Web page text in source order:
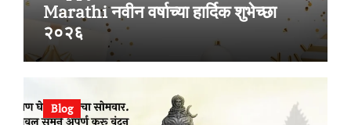
Marathi नवीन वर्षाच्या हार्दिक शुभेच्छा
२०२६
Blog